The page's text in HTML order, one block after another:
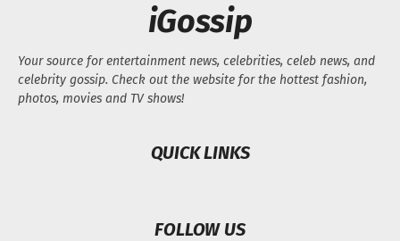
iGossip
Your source for entertainment news, celebrities, celeb news, and
celebrity gossip. Check out the website for the hottest fashion,
photos, movies and TV shows!
QUICK LINKS
FOLLOW US